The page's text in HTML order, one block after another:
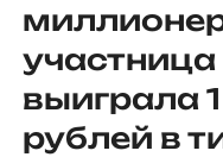
выиграла
рублей в